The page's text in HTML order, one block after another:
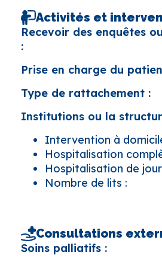
Activités et
Recevoir des enquêtes
:
Prise en charge du
Type de rattachement :
Institutions ou la
Intervention à
Hospitalisation
Hospitalisation de
Nombre de lits :
Consultations
Soins palliatifs :